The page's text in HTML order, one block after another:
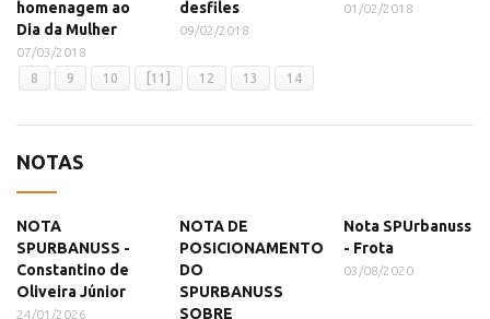
homenagem ao
Dia da Mulher
07/03/2018
desfiles
09/02/2018
01/02/2018
8 9 10 [11] 12 13 14
NOTAS
NOTA
SPURBANUSS -
Constantino de
Oliveira Júnior
24/01/2026
NOTA DE
POSICIONAMENTO
DO
SPURBANUSS
SOBRE
Nota SPUrbanuss
- Frota
03/08/2020